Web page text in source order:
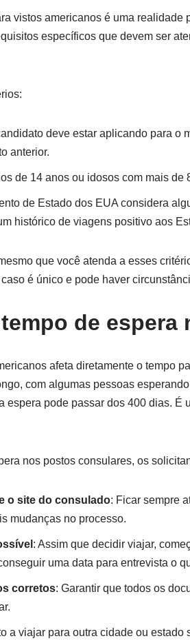
vistos americanos é uma
específicos que devem ser
deve estar aplicando para o
anterior.
de 14 anos ou idosos com mais
de Estado dos EUA considera
histórico de viagens positivo aos
que você atenda a esses
é único e pode haver
de
afeta diretamente o tempo
com algumas pessoas
espera pode passar dos 400 dias.
nos postos consulares, os
o site do consulado: Ficar sempre
mudanças no processo.
: Assim que decidir viajar,
uma data para entrevista o
corretos: Garantir que todos os
a viajar para outra cidade ou